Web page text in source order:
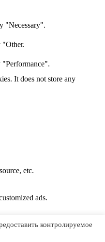
контролируемое
"Necessary".
"Other.
"Performance".
It does not store any
etc.
ads.